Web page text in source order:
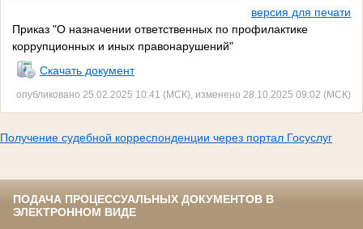
версия для печати
Приказ "О назначении ответственных по профилактике
коррупционных и иных правонарушений"
Скачать документ
опубликовано 25.02.2025 10:41 (МСК), изменено 28.10.2025 09:02 (МСК)
Получение судебной корреспонденции через портал Госуслуг
ПОДАЧА ПРОЦЕССУАЛЬНЫХ ДОКУМЕНТОВ В
ЭЛЕКТРОННОМ ВИДЕ